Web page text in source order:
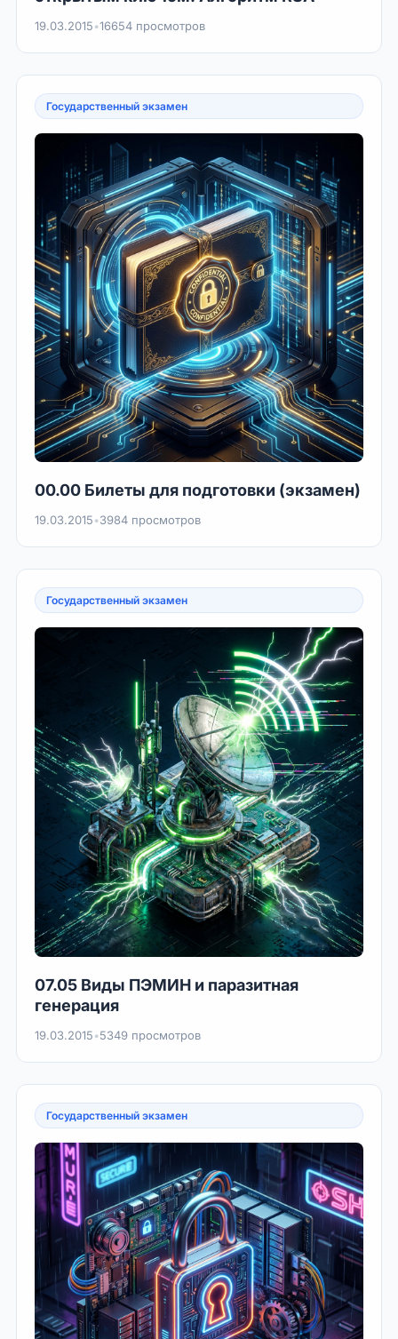
19.03.2015•16654 просмотров
Государственный экзамен
00.00 Билеты для подготовки (экзамен)
19.03.2015•3984 просмотров
Государственный экзамен
07.05 Виды ПЭМИН и паразитная
генерация
19.03.2015•5349 просмотров
Государственный экзамен